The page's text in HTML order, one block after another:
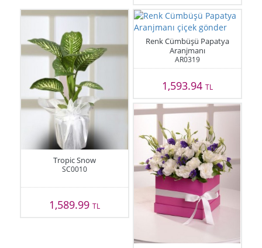
Tropic Snow
SC0010
1,589.99TL
Renk Cümbüşü Papatya
Aranjmanı
AR0319
1,593.94 TL